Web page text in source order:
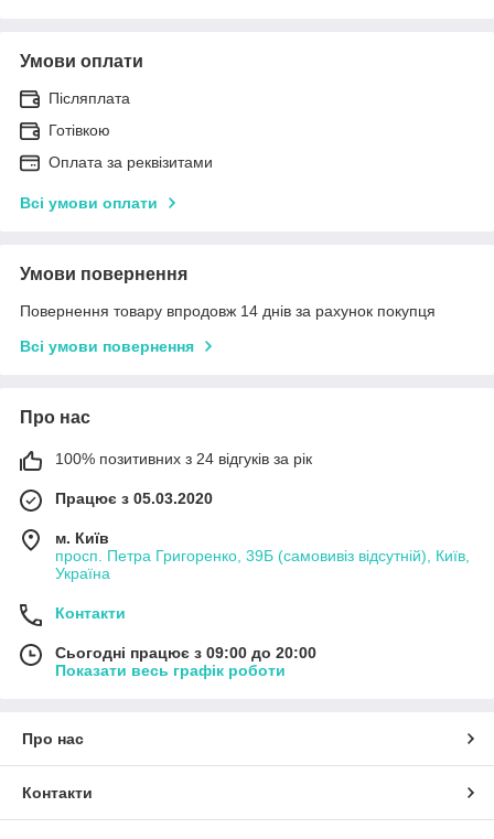
Умови оплати
Післяплата
Готівкою
Оплата за реквізитами
Всі умови оплати
Умови повернення
Повернення товару впродовж 14 днів за рахунок покупця
Всі умови повернення
Про нас
100% позитивних з 24 відгуків за рік
Працює з 05.03.2020
м. Київ
просп. Петра Григоренко, 39Б (самовивіз відсутній), Київ,
Україна
Контакти
Сьогодні працює з 09:00 до 20:00
Показати весь графік роботи
Про нас
Контакти